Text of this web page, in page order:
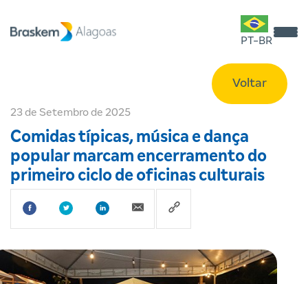
PT-BR
Voltar
23 de Setembro de 2025
Comidas típicas, música e dança
popular marcam encerramento do
primeiro ciclo de oficinas culturais